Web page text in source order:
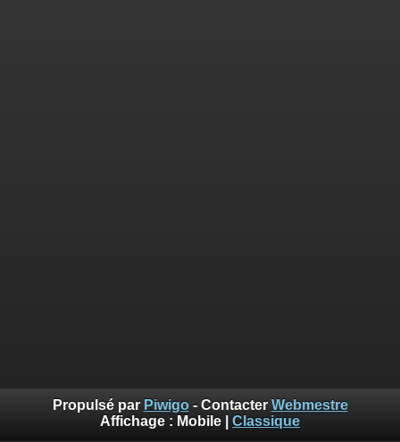
Propulsé par Piwigo- Contacter Webmestre
Affichage : Mobile Classique